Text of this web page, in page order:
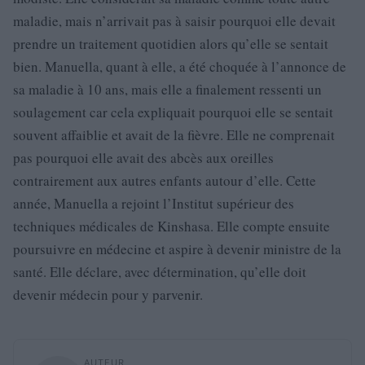
maladie, mais n’arrivait pas à saisir pourquoi elle devait
prendre un traitement quotidien alors qu’elle se sentait
bien. Manuella, quant à elle, a été choquée à l’annonce de
sa maladie à 10 ans, mais elle a finalement ressenti un
soulagement car cela expliquait pourquoi elle se sentait
souvent affaiblie et avait de la fièvre. Elle ne comprenait
pas pourquoi elle avait des abcès aux oreilles
contrairement aux autres enfants autour d’elle. Cette
année, Manuella a rejoint l’Institut supérieur des
techniques médicales de Kinshasa. Elle compte ensuite
poursuivre en médecine et aspire à devenir ministre de la
santé. Elle déclare, avec détermination, qu’elle doit
devenir médecin pour y parvenir.
AUTEUR